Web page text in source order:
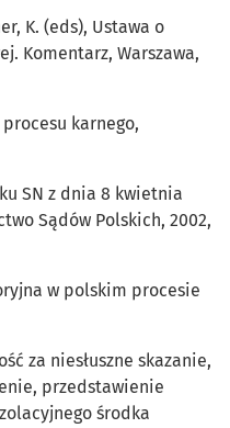
K. (eds), Ustawa o
Komentarz, Warszawa,
karnego,
SN z dnia 8 kwietnia
Sądów Polskich, 2002,
w polskim procesie
za niesłuszne skazanie,
przedstawienie
środka